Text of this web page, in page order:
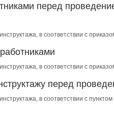
перед
в соответствии с
в соответствии с
перед
в соответствии с